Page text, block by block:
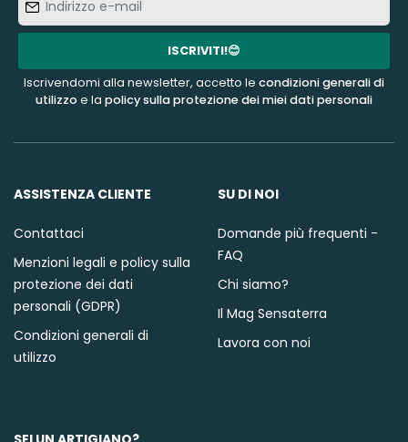
e-
mail
ISCRIVITI!😊
Iscrivendomi alla newsletter, accetto le condizioni generali di
utilizzoe la policy sulla protezione dei miei dati personali
ASSISTENZA CLIENTE
Contattaci
Menzioni legali e policy sulla
protezione dei dati
personali (GDPR)
Condizioni generali di
utilizzo
SU DI NOI
Domande più frequenti -
FAQ
Chi siamo?
Il Mag Sensaterra
Lavora con noi